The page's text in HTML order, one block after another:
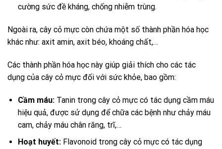
cường sức đề kháng, chống nhiễm trùng.
Ngoài ra, cây cỏ mực còn chứa một số thành phần hóa học
khác như: axit amin, axit béo, khoáng chất,…
Các thành phần hóa học này giúp giải thích cho các tác
dụng của cây cỏ mực đối với sức khỏe, bao gồm:
Cầm máu:Tanin trong cây cỏ mực có tác dụng cầm máu
hiệu quả, được sử dụng để chữa các bệnh như chảy máu
cam, chảy máu chân răng, trĩ,…
Hoạt huyết:Flavonoid trong cây cỏ mực có tác dụng